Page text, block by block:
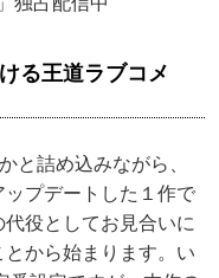
る王道ラブコメ
と詰め込みながら、
プデートした１作で
役としてお見合いに
から始まります。い